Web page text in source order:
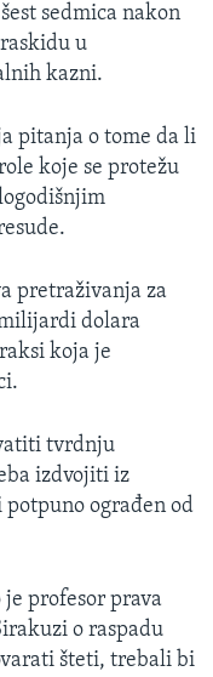
sedmica nakon
u
kazni.
pitanja o tome da li
koje se protežu
pretraživanja za
milijardi dolara
koja je
tvrdnju
izdvojiti iz
ograđen od
profesor prava
o raspadu
šteti, trebali bi